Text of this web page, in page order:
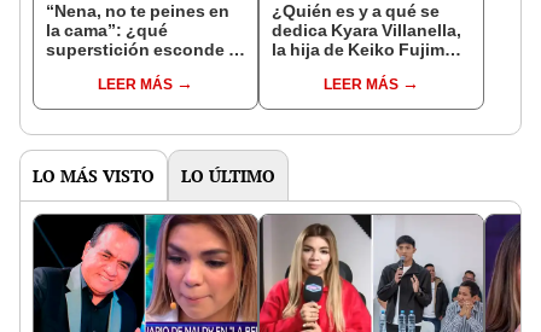
“Nena, no te peines en
la cama”: ¿qué
superstición esconde la
Enanitos Verdes?
LEER MÁS
¿Quién es y a qué se
dedica Kyara Villanella,
la hija de Keiko Fujimori
nivel nacional?
LEER MÁS
LO MÁS VISTO LO ÚLTIMO